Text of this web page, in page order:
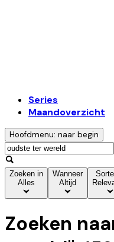
Series
Maandoverzicht
Hoofdmenu: naar begin
Zoeken in
Alles
Wanneer
Altijd
Zoeken